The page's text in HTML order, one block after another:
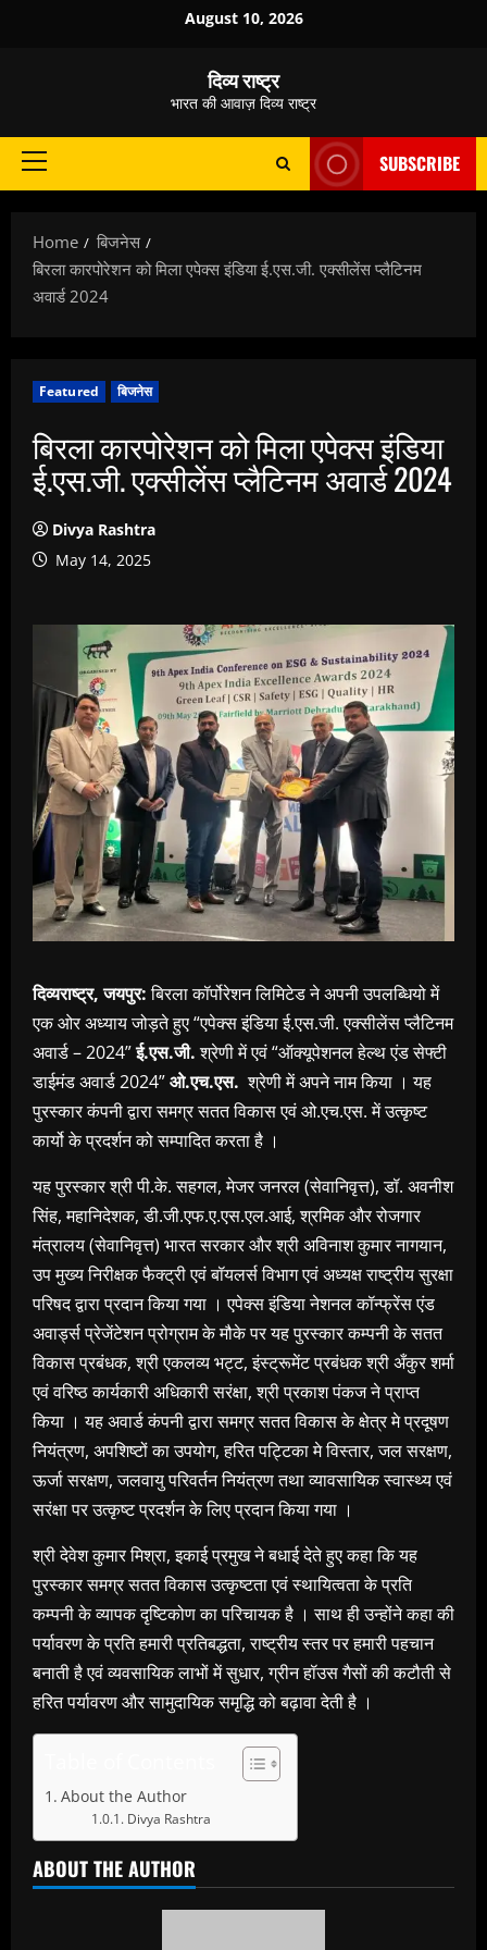
August 10, 2026
दिव्य राष्ट्र
भारत की आवाज़ दिव्य राष्ट्र
Primary
SUBSCRIBE
Home
बिजनेस
बिरला कारपोरेशन को मिला एपेक्स इंडिया ई.एस.जी. एक्सीलेंस प्लैटिनम
अवार्ड 2024
Featured बिजनेस
बिरला कारपोरेशन को मिला एपेक्स इंडिया
ई.एस.जी. एक्सीलेंस प्लैटिनम अवार्ड 2024
Divya Rashtra
May 14, 2025
दिव्यराष्ट्र, जयपुर:बिरला कॉर्पोरेशन लिमिटेड ने अपनी उपलब्धियो में
एक ओर अध्याय जोड़ते हुए “एपेक्स इंडिया ई.एस.जी. एक्सीलेंस प्लैटिनम
अवार्ड – 2024”ई.एस.जी.श्रेणी में एवं “ऑक्यूपेशनल हेल्थ एंड सेफ्टी
डाईमंड अवार्ड 2024”ओ.एच.एस. श्रेणी में अपने नाम किया । यह
पुरस्कार कंपनी द्वारा समग्र सतत विकास एवं ओ.एच.एस. में उत्कृष्ट
कार्यो के प्रदर्शन को सम्पादित करता है ।
यह पुरस्कार श्री पी.के. सहगल, मेजर जनरल (सेवानिवृत्त), डॉ. अवनीश
सिंह, महानिदेशक, डी.जी.एफ.ए.एस.एल.आई, श्रमिक और रोजगार
मंत्रालय (सेवानिवृत्त) भारत सरकार और श्री अविनाश कुमार नागयान,
उप मुख्य निरीक्षक फैक्ट्री एवं बॉयलर्स विभाग एवं अध्यक्ष राष्ट्रीय सुरक्षा
परिषद द्वारा प्रदान किया गया । एपेक्स इंडिया नेशनल कॉन्फ्रेंस एंड
अवार्ड्स प्रेजेंटेशन प्रोग्राम के मौके पर यह पुरस्कार कम्पनी के सतत
विकास प्रबंधक, श्री एकलव्य भट्ट, इंस्ट्रूमेंट प्रबंधक श्री अँकुर शर्मा
एवं वरिष्ठ कार्यकारी अधिकारी सरंक्षा, श्री प्रकाश पंकज ने प्राप्त
किया । यह अवार्ड कंपनी द्वारा समग्र सतत विकास के क्षेत्र मे प्रदूषण
नियंत्रण, अपशिष्टों का उपयोग, हरित पट्टिका मे विस्तार, जल सरक्षण,
ऊर्जा सरक्षण, जलवायु परिवर्तन नियंत्रण तथा व्यावसायिक स्वास्थ्य एवं
सरंक्षा पर उत्कृष्ट प्रदर्शन के लिए प्रदान किया गया ।
श्री देवेश कुमार मिश्रा, इकाई प्रमुख ने बधाई देते हुए कहा कि यह
पुरस्कार समग्र सतत विकास उत्कृष्टता एवं स्थायित्वता के प्रति
कम्पनी के व्यापक दृष्टिकोण का परिचायक है । साथ ही उन्होंने कहा की
पर्यावरण के प्रति हमारी प्रतिबद्धता, राष्ट्रीय स्तर पर हमारी पहचान
बनाती है एवं व्यवसायिक लाभों में सुधार, ग्रीन हॉउस गैसों की कटौती से
हरित पर्यावरण और सामुदायिक समृद्धि को बढ़ावा देती है ।
About the Author
Divya Rashtra
ABOUT THE AUTHOR